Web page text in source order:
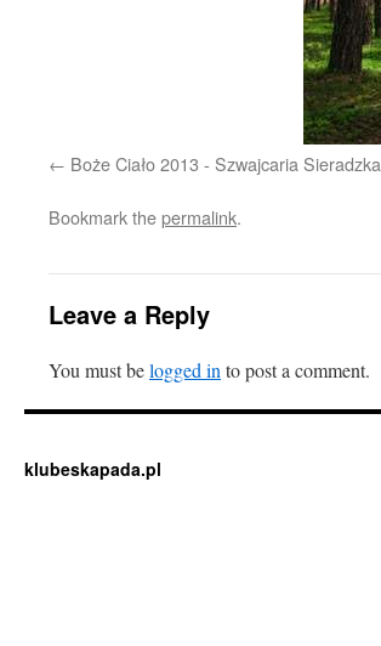
Boże Ciało 2013 - Szwajcaria Sieradzka
Bookmark thepermalink.
Leave a Reply
You must belogged in to post a comment.
klubeskapada.pl